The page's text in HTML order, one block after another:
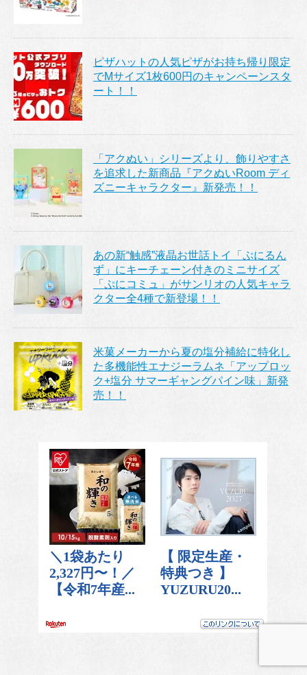
ピザハットの人気ピザがお持ち帰り限定
でMサイズ1枚600円のキャンペーンスタ
ート！！
「アクぬい」シリーズより、飾りやすさ
を追求した新商品『アクぬいRoom ディ
ズニーキャラクター』新発売！！
あの新“触感”液晶お世話トイ「ぷにるん
ず」にキーチェーン付きのミニサイズ
「ぷにコミュ」がサンリオの人気キャラ
クター全4種で新登場！！
米菓メーカーから夏の塩分補給に特化し
た多機能性エナジーラムネ「アップロッ
ク+塩分 サマーギャングパイン味」新発
売！！